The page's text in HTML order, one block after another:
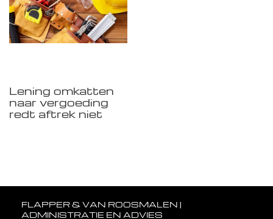
Lening omkatten
naar vergoeding
redt aftrek niet
FLAPPER & VAN ROOSMALEN |
ADMINISTRATIE EN ADVIES